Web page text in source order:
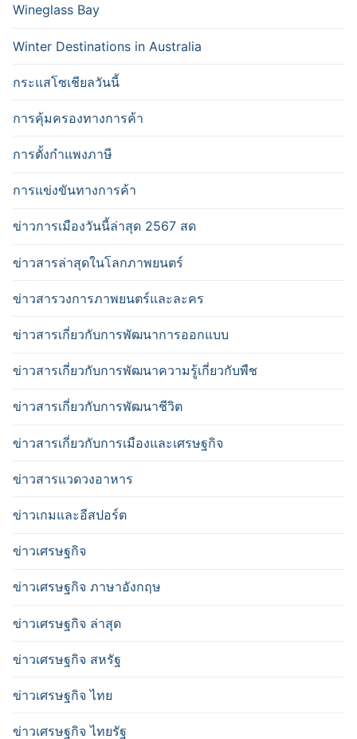
Wineglass Bay
Winter Destinations in Australia
กระแสโซเชียลวันนี้
การคุ้มครองทางการค้า
การตั้งกำแพงภาษี
การแข่งขันทางการค้า
ข่าวการเมืองวันนี้ล่าสุด 2567 สด
ข่าวสารล่าสุดในโลกภาพยนตร์
ข่าวสารวงการภาพยนตร์และละคร
ข่าวสารเกี่ยวกับการพัฒนาการออกแบบ
ข่าวสารเกี่ยวกับการพัฒนาความรู้เกี่ยวกับพืช
ข่าวสารเกี่ยวกับการพัฒนาชีวิต
ข่าวสารเกี่ยวกับการเมืองและเศรษฐกิจ
ข่าวสารแวดวงอาหาร
ข่าวเกมและอีสปอร์ต
ข่าวเศรษฐกิจ
ข่าวเศรษฐกิจ ภาษาอังกฤษ
ข่าวเศรษฐกิจ ล่าสุด
ข่าวเศรษฐกิจ สหรัฐ
ข่าวเศรษฐกิจ ไทย
ข่าวเศรษฐกิจ ไทยรัฐ